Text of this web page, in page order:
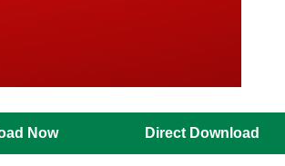
Now Direct Download